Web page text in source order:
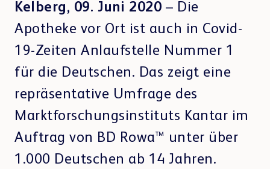
LAGERN & KOMMISSIONIEREN
BD Rowa™ Vmax
BD Rowa™ Smart
BD Rowa™ EasyLoad
BERATEN & VERKAUFEN
Apotheke Großhandel
Blisterzentrum Krankenhaus
Micro Fulfillment Center
Service
Über BD Rowa
Unternehmen
Kontakt
Kelberg, 09. Juni 2020 – Die
Apotheke vor Ort ist auch in Covid-
19-Zeiten Anlaufstelle Nummer 1
für die Deutschen. Das zeigt eine
repräsentative Umfrage des
Marktforschungsinstituts Kantar im
Auftrag von BD Rowa™ unter über
1.000 Deutschen ab 14 Jahren.